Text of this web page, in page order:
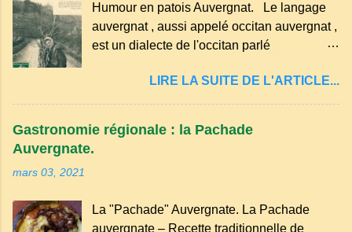
aperçoit, il remet le pain sur le bon coté,
mais il doit payer autant de bouteilles de vin
qu’il y a de couteaux ou de fourchettes
d’Ambert). Les quatre chemins. Quand
deux chemins se rencontrent et se coupent,
leur intersection forme un carrefour qui a
Humour en patois Auvergnat. Le langage
auvergnat , aussi appelé occitan auvergnat ,
est un dialecte de l'occitan parlé
certaines parties du Massif central . Il
appartient à la famille des langues romanes
et est classé parmi les dialectes du nord-
occitan . Bien que le nombre de locuteurs
traditionnelle et les contes. Il a aussi
LIRE LA SUITE DE L'ARTICLE...
Gastronomie régionale : la Pachade
Auvergnate.
mars 03, 2021
La "Pachade" Auvergnate. La Pachade
auvergnate – Recette traditionnelle de